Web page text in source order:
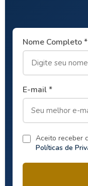
Nome Completo *
E-mail *
Aceito receber
Políticas de